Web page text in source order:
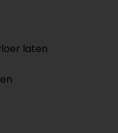
laten